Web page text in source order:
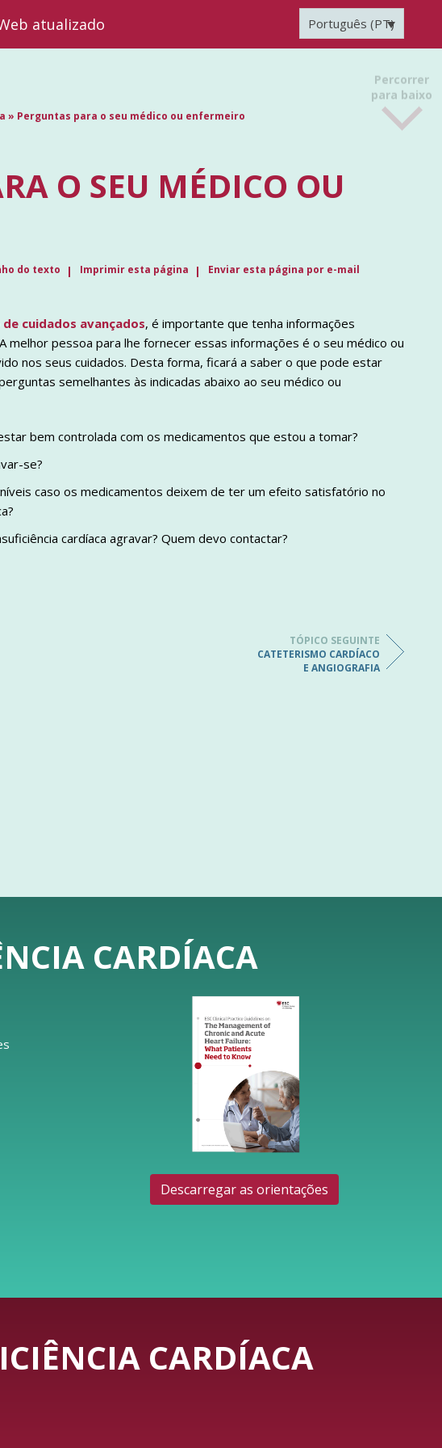
atualizado Português (PT)
» Perguntas para o seu médico ou enfermeiro
O SEU MÉDICO OU
do texto Imprimir esta página Enviar esta página por e-mail
de cuidados avançados, é importante que tenha informações
melhor pessoa para lhe fornecer essas informações é o seu médico ou
nos seus cuidados. Desta forma, ficará a saber o que pode estar
semelhantes às indicadas abaixo ao seu médico ou
bem controlada com os medicamentos que estou a tomar?
se?
caso os medicamentos deixem de ter um efeito satisfatório no
cardíaca agravar? Quem devo contactar?
TÓPICO SEGUINTE
CATETERISMO CARDÍACO
E ANGIOGRAFIA
CARDÍACA
Descarregar as orientações
CARDÍACA
Percorrer
para baixo